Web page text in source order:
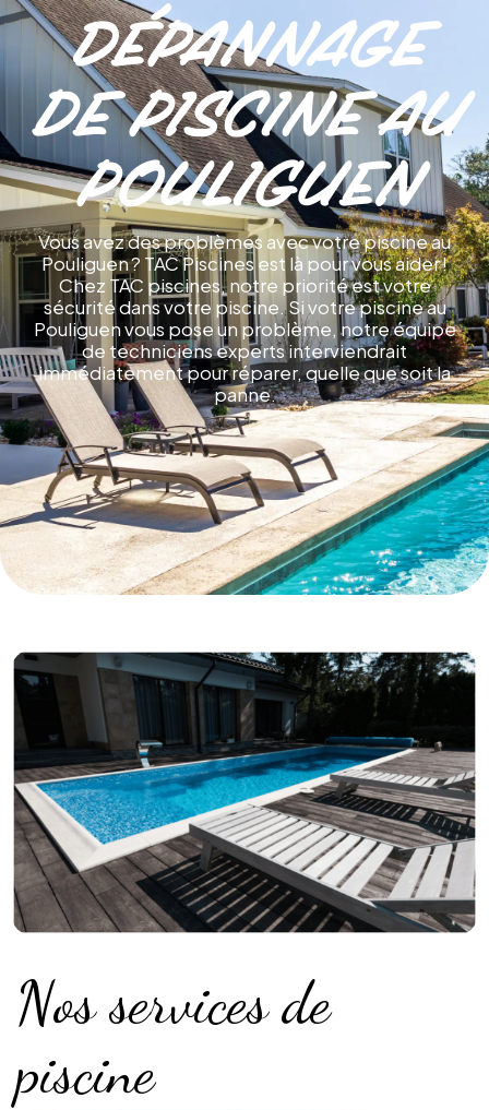
Dépannage
de Piscine au
Pouliguen
Vous avez des problèmes avec votre piscine au
Pouliguen ? TAC Piscines est là pour vous aider !
Chez TAC piscines, notre priorité est votre
sécurité dans votre piscine. Si votre piscine au
Pouliguen vous pose un problème, notre équipe
de techniciens experts interviendrait
immédiatement pour réparer, quelle que soit la
panne.
Nos services de
piscine